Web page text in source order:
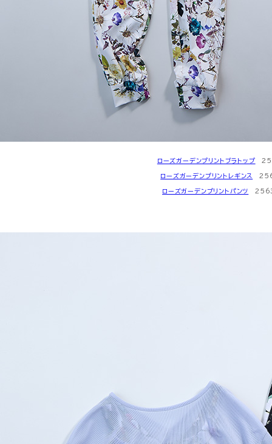
ローズガーデンプリントブラトップ
ローズガーデンプリントレギンス
ローズガーデンプリントパンツ